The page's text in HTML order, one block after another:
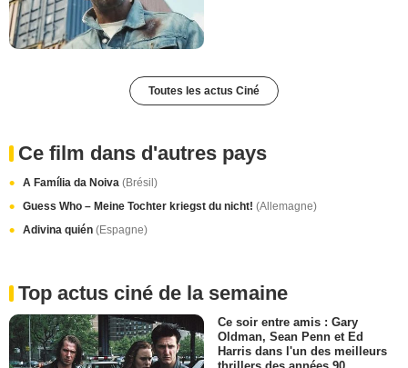
Toutes les actus Ciné
Ce film dans d'autres pays
A Família da Noiva (Brésil)
Guess Who – Meine Tochter kriegst du nicht! (Allemagne)
Adivina quién (Espagne)
Top actus ciné de la semaine
Ce soir entre amis : Gary
Oldman, Sean Penn et Ed
Harris dans l'un des meilleurs